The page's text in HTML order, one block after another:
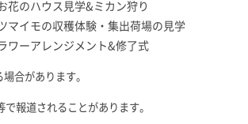
花のハウス見学&ミカン狩り
マイモの収穫体験・集出荷場の見学
ワーアレンジメント&修了式
合があります。
報道されることがあります。